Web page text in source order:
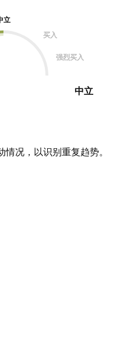
立
买入
强烈买入
中立
况，以识别重复趋势。